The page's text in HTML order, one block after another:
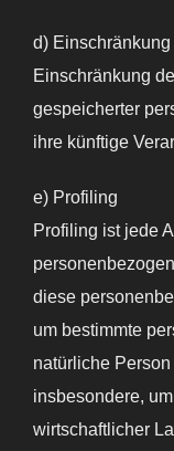
d)
Einschränkung
gespeicherter
ihre künftige
e) Profiling
Profiling ist jede
diese
um bestimmte
natürliche
insbesondere,
wirtschaftlicher